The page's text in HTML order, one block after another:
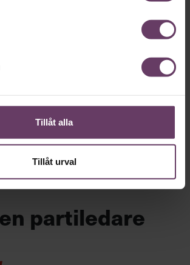
Tillåt alla
Tillåt urval
2026
partiledare